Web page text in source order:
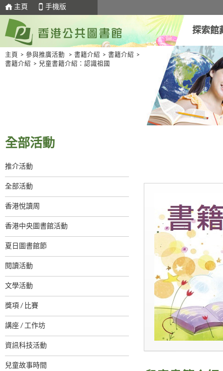
主頁 手機版
探索館
主頁 > 參與推廣活動 > 書籍介紹 > 書籍介紹 >
書籍介紹 > 兒童書籍介紹：認識祖國
全部活動
推介活動
全部活動
香港悅讀周
香港中央圖書館活動
夏日圖書館節
閱讀活動
文學活動
獎項 / 比賽
講座 / 工作坊
資訊科技活動
兒童故事時間